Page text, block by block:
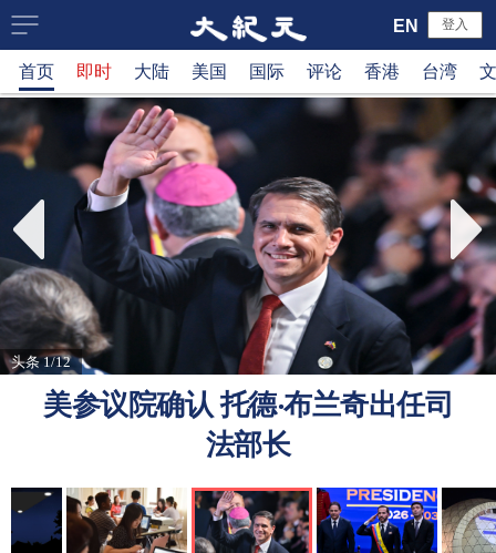
大
纪
元
新
闻
网
登入
EN
首页 即时 大陆 美国 国际 评论 香港 台湾
头条 1/12
美参议院确认 托德‧布兰奇出任司
法部长